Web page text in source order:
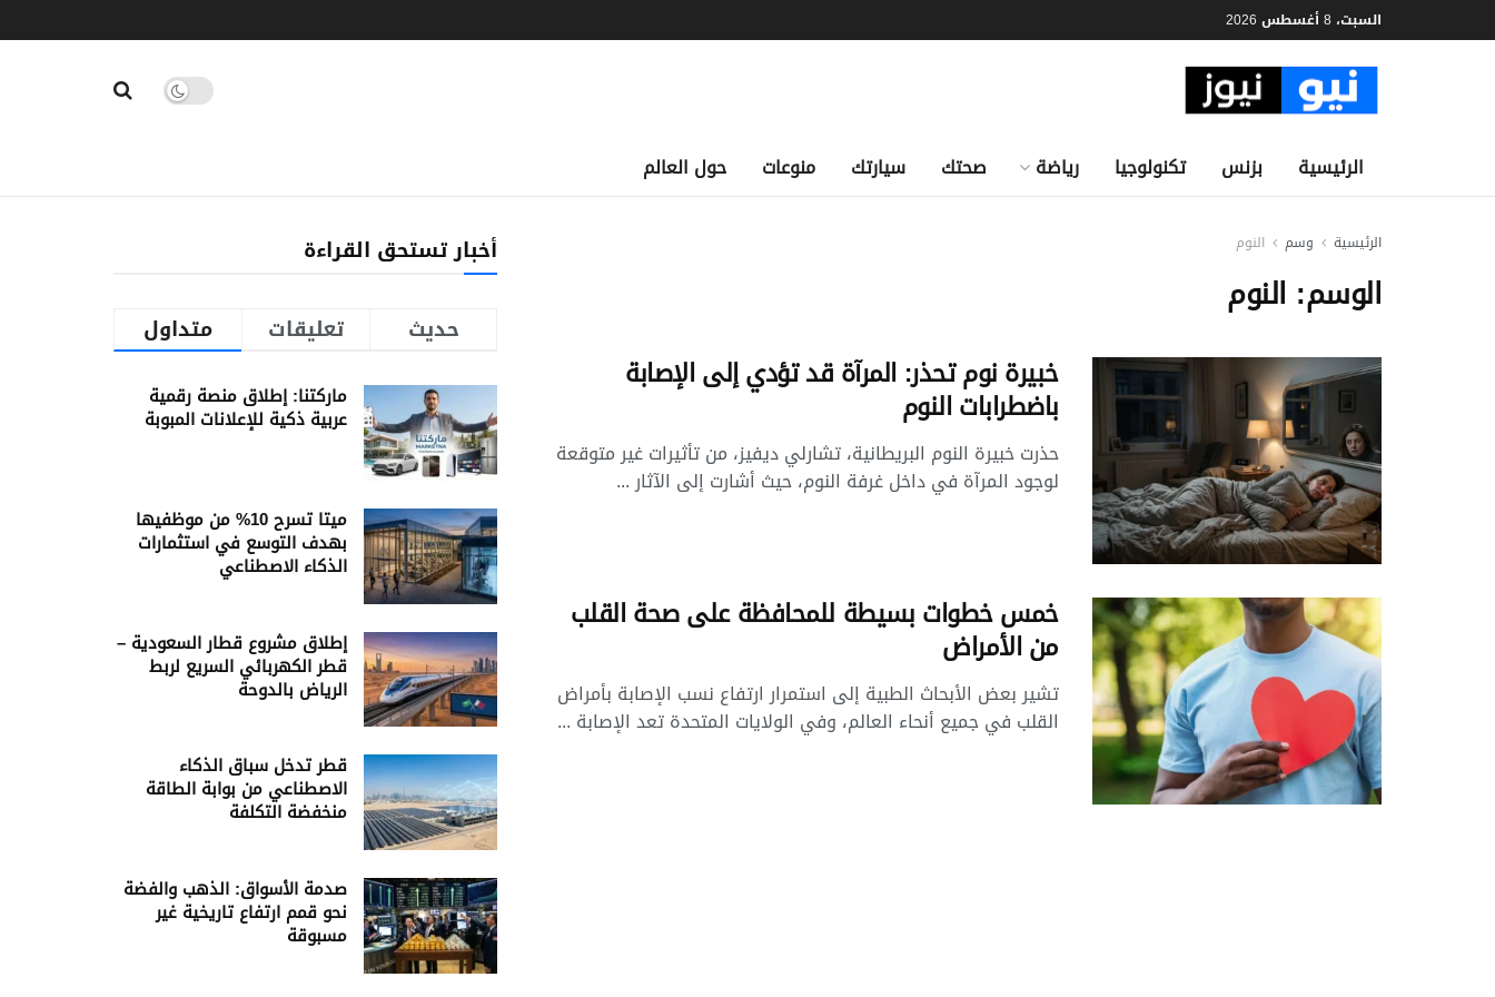
السبت، 8 أغسطس 2026
الرئيسية بزنس تكنولوجيا رياضة صحتك سيارتك منوعات حول العالم
الرئيسية وسم النوم
الوسم: النوم
خبيرة نوم تحذر: المرآة قد تؤدي إلى الإصابة
باضطرابات النوم
حذرت خبيرة النوم البريطانية، تشارلي ديفيز، من تأثيرات غير متوقعة
لوجود المرآة في داخل غرفة النوم، حيث أشارت إلى الآثار ...
خمس خطوات بسيطة للمحافظة على صحة القلب
من الأمراض
تشير بعض الأبحاث الطبية إلى استمرار ارتفاع نسب الإصابة بأمراض
القلب في جميع أنحاء العالم، وفي الولايات المتحدة تعد الإصابة ...
أخبار تستحق القراءة
متداول تعليقات حديث
ماركتنا: إطلاق منصة رقمية
عربية ذكية للإعلانات المبوبة
ميتا تسرح 10% من موظفيها
بهدف التوسع في استثمارات
الذكاء الاصطناعي
إطلاق مشروع قطار السعودية –
قطر الكهربائي السريع لربط
الرياض بالدوحة
قطر تدخل سباق الذكاء
الاصطناعي من بوابة الطاقة
منخفضة التكلفة
صدمة الأسواق: الذهب والفضة
نحو قمم ارتفاع تاريخية غير
مسبوقة